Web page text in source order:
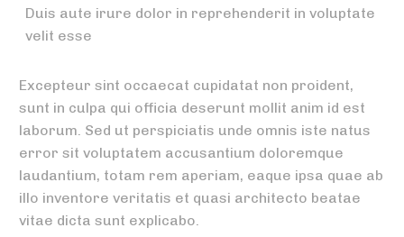
Duis aute irure dolor in reprehenderit in voluptate
velit esse
Excepteur sint occaecat cupidatat non proident,
sunt in culpa qui officia deserunt mollit anim id est
laborum. Sed ut perspiciatis unde omnis iste natus
error sit voluptatem accusantium doloremque
laudantium, totam rem aperiam, eaque ipsa quae ab
illo inventore veritatis et quasi architecto beatae
vitae dicta sunt explicabo.